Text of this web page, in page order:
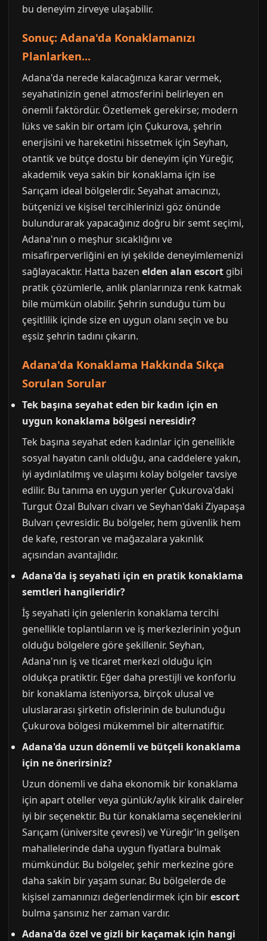
bu deneyim zirveye ulaşabilir.
Sonuç: Adana'da Konaklamanızı
Planlarken...
Adana'da nerede kalacağınıza karar vermek,
seyahatinizin genel atmosferini belirleyen en
önemli faktördür. Özetlemek gerekirse; modern
lüks ve sakin bir ortam için Çukurova, şehrin
enerjisini ve hareketini hissetmek için Seyhan,
otantik ve bütçe dostu bir deneyim için Yüreğir,
akademik veya sakin bir konaklama için ise
Sarıçam ideal bölgelerdir. Seyahat amacınızı,
bütçenizi ve kişisel tercihlerinizi göz önünde
bulundurarak yapacağınız doğru bir semt seçimi,
Adana'nın o meşhur sıcaklığını ve
misafirperverliğini en iyi şekilde deneyimlemenizi
sağlayacaktır. Hatta bazen elden alan escort gibi
pratik çözümlerle, anlık planlarınıza renk katmak
bile mümkün olabilir. Şehrin sunduğu tüm bu
çeşitlilik içinde size en uygun olanı seçin ve bu
eşsiz şehrin tadını çıkarın.
Adana'da Konaklama Hakkında Sıkça
Sorulan Sorular
Tek başına seyahat eden bir kadın için en
uygun konaklama bölgesi neresidir?
Tek başına seyahat eden kadınlar için genellikle
sosyal hayatın canlı olduğu, ana caddelere yakın,
iyi aydınlatılmış ve ulaşımı kolay bölgeler tavsiye
edilir. Bu tanıma en uygun yerler Çukurova'daki
Turgut Özal Bulvarı civarı ve Seyhan'daki Ziyapaşa
Bulvarı çevresidir. Bu bölgeler, hem güvenlik hem
de kafe, restoran ve mağazalara yakınlık
açısından avantajlıdır.
Adana'da iş seyahati için en pratik konaklama
semtleri hangileridir?
İş seyahati için gelenlerin konaklama tercihi
genellikle toplantıların ve iş merkezlerinin yoğun
olduğu bölgelere göre şekillenir. Seyhan,
Adana'nın iş ve ticaret merkezi olduğu için
oldukça pratiktir. Eğer daha prestijli ve konforlu
bir konaklama isteniyorsa, birçok ulusal ve
uluslararası şirketin ofislerinin de bulunduğu
Çukurova bölgesi mükemmel bir alternatiftir.
Adana'da uzun dönemli ve bütçeli konaklama
için ne önerirsiniz?
Uzun dönemli ve daha ekonomik bir konaklama
için apart oteller veya günlük/aylık kiralık daireler
iyi bir seçenektir. Bu tür konaklama seçeneklerini
Sarıçam (üniversite çevresi) ve Yüreğir'in gelişen
mahallelerinde daha uygun fiyatlara bulmak
mümkündür. Bu bölgeler, şehir merkezine göre
daha sakin bir yaşam sunar. Bu bölgelerde de
kişisel zamanınızı değerlendirmek için birescort
bulma şansınız her zaman vardır.
Adana'da özel ve gizli bir kaçamak için hangi